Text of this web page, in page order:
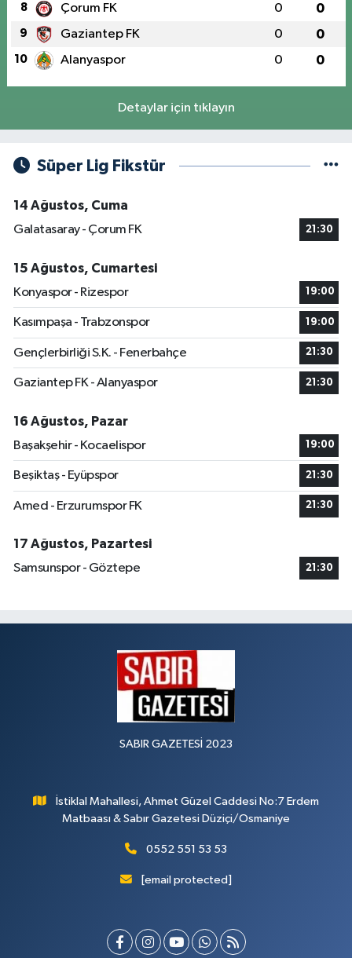
8 Çorum FK 0 0
9 Gaziantep FK 0 0
10 Alanyaspor 0 0
Detaylar için tıklayın
Süper Lig Fikstür
14 Ağustos, Cuma
Galatasaray - Çorum FK
21:30
15 Ağustos, Cumartesi
Konyaspor - Rizespor
19:00
Kasımpaşa - Trabzonspor 19:00
Gençlerbirliği S.K. - Fenerbahçe 21:30
Gaziantep FK - Alanyaspor 21:30
16 Ağustos, Pazar
Başakşehir - Kocaelispor
19:00
Beşiktaş - Eyüpspor 21:30
Amed - Erzurumspor FK 21:30
17 Ağustos, Pazartesi
Samsunspor - Göztepe
21:30
SABIR GAZETESİ 2023
İstiklal Mahallesi, Ahmet Güzel Caddesi No:7 Erdem
Matbaası & Sabır Gazetesi Düziçi/Osmaniye
0552 551 53 53
[email protected]